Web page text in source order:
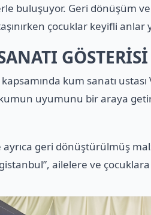
buluşuyor. Geri dönüşüm
çocuklar keyifli anlar
kum sanatı
uyumunu bir araya
ayrıca geri dönüştürülmüş
ailelere ve